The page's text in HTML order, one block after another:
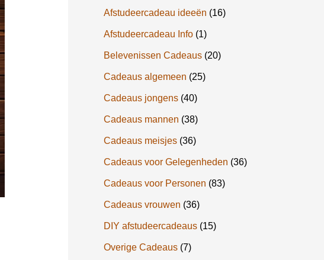
Afstudeercadeau ideeën (16)
Afstudeercadeau Info (1)
Belevenissen Cadeaus (20)
Cadeaus algemeen (25)
Cadeaus jongens (40)
Cadeaus mannen (38)
Cadeaus meisjes (36)
Cadeaus voor Gelegenheden (36)
Cadeaus voor Personen (83)
Cadeaus vrouwen (36)
DIY afstudeercadeaus (15)
Overige Cadeaus (7)